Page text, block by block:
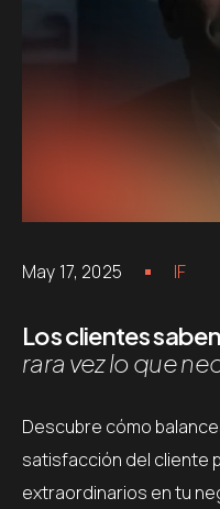
May 17, 2025 IF
Los clientes
rara vez lo que
Descubre cómo
satisfacción del cliente
extraordinarios en tu